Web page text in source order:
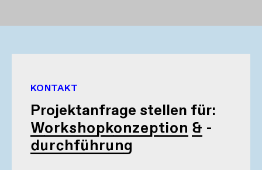
KONTAKT
Projektanfrage stellen für:
Workshopkonzeption & -
durchführung